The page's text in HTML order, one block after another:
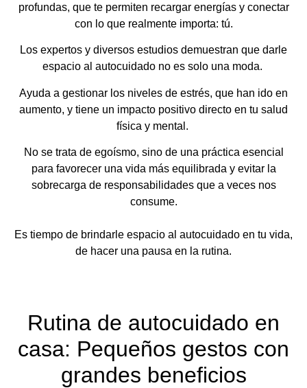
profundas, que te permiten recargar energías y conectar
con lo que realmente importa: tú.
Los expertos y diversos estudios demuestran que darle
espacio al autocuidado no es solo una moda.
Ayuda a gestionar los niveles de estrés, que han ido en
aumento, y tiene un impacto positivo directo en tu salud
física y mental.
No se trata de egoísmo, sino de una práctica esencial
para favorecer una vida más equilibrada y evitar la
sobrecarga de responsabilidades que a veces nos
consume.
Es tiempo de brindarle espacio al autocuidado en tu vida,
de hacer una pausa en la rutina.
Rutina de autocuidado en
casa: Pequeños gestos con
grandes beneficios